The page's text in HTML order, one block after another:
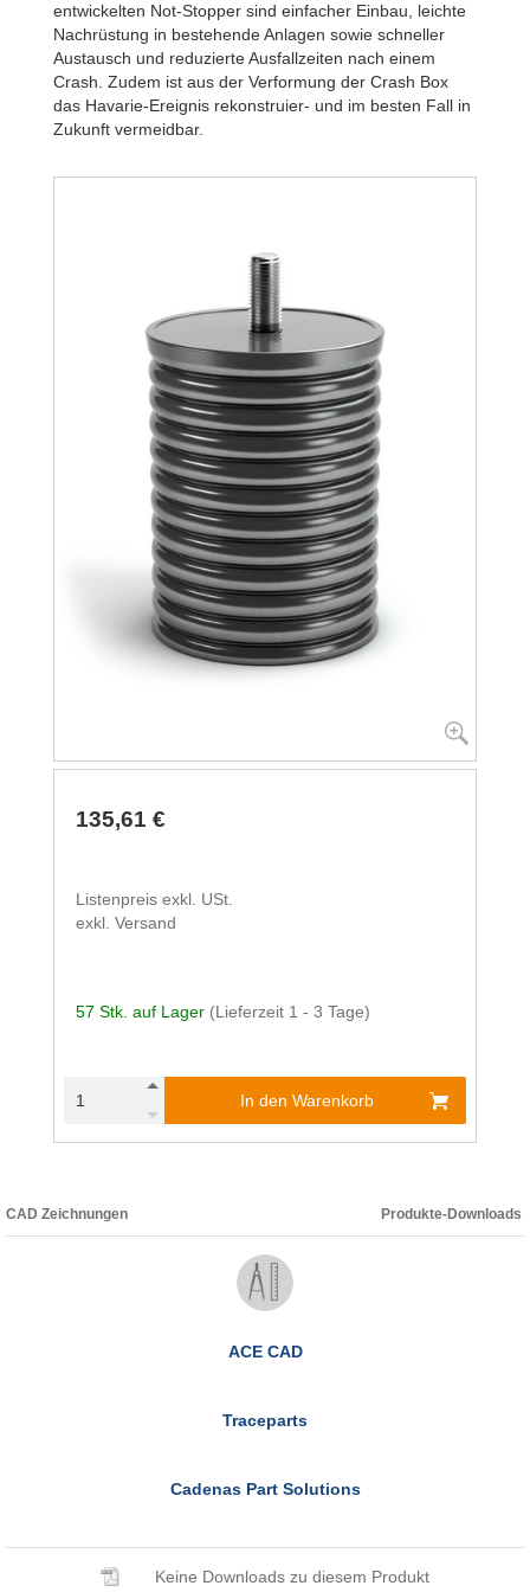
entwickelten Not-Stopper sind einfacher Einbau, leichte
Nachrüstung in bestehende Anlagen sowie schneller
Austausch und reduzierte Ausfallzeiten nach einem
Crash. Zudem ist aus der Verformung der Crash Box
das Havarie-Ereignis rekonstruier- und im besten Fall in
Zukunft vermeidbar.
135,61 €
Listenpreis exkl. USt.
exkl. Versand
57 Stk. auf Lager (Lieferzeit 1 - 3 Tage)
In den Warenkorb
CAD Zeichnungen Produkte-Downloads
ACE CAD
Traceparts
Cadenas Part Solutions
Keine Downloads zu diesem Produkt